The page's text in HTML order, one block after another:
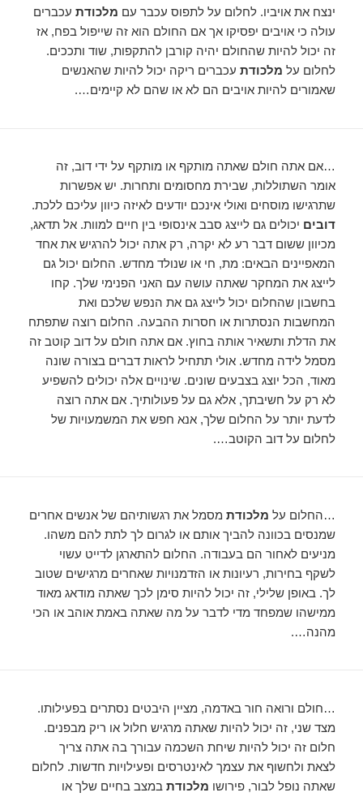
ינצח את אויביו. לחלום על לתפוס עכבר עם מלכודת עכברים
עולה כי אויבים יפסיקו אך אם החולם הוא זה שייפול בפח, אז
זה יכול להיות שהחולם יהיה קורבן להתקפות, שוד ותככים.
לחלום על מלכודת עכברים ריקה יכול להיות שהאנשים
שאמורים להיות אויבים הם לא או שהם לא קיימים….
…אם אתה חולם שאתה מותקף או מותקף על ידי דוב, זה
אומר השתוללות, שבירת מחסומים ותחרות. יש אפשרות
שתרגישו מוסחים ואולי אינכם יודעים לאיזה כיוון עליכם ללכת.
דובים יכולים גם לייצג סבב אינסופי בין חיים למוות. אל תדאג,
מכיוון ששום דבר רע לא יקרה, רק אתה יכול להרגיש את אחד
המאפיינים הבאים: מת, חי או שנולד מחדש. החלום יכול גם
לייצג את המחקר שאתה עושה עם האני הפנימי שלך. קחו
בחשבון שהחלום יכול לייצג גם את הנפש שלכם ואת
המחשבות הנסתרות או חסרות ההבעה. החלום רוצה שתפתח
את הדלת ותשאיר אותה בחוץ. אם אתה חולם על דוב קוטב זה
מסמל לידה מחדש. אולי תתחיל לראות דברים בצורה שונה
מאוד, הכל יוצג בצבעים שונים. שינויים אלה יכולים להשפיע
לא רק על חשיבתך, אלא גם על פעולותיך. אם אתה רוצה
לדעת יותר על החלום שלך, אנא חפש את המשמעויות של
לחלום על דוב הקוטב….
…החלום על מלכודת מסמל את רגשותיהם של אנשים אחרים
שמנסים בכוונה להביך אותם או לגרום לך לתת להם משהו.
מניעים לאחור הם בעבודה. החלום להתארגן לדייט עשוי
לשקף בחירות, רעיונות או הזדמנויות שאחרים מרגישים שטוב
לך. באופן שלילי, זה יכול להיות סימן לכך שאתה מודאג מאוד
ממישהו שמפחד מדי לדבר על מה שאתה באמת אוהב או הכי
מהנה….
…חולם ורואה חור באדמה, מציין היבטים נסתרים בפעילותו.
מצד שני, זה יכול להיות שאתה מרגיש חלול או ריק מבפנים.
חלום זה יכול להיות שיחת השכמה עבורך בה אתה צריך
לצאת ולחשוף את עצמך לאינטרסים ופעילויות חדשות. לחלום
שאתה נופל לבור, פירושו מלכודת במצב בחיים שלך או